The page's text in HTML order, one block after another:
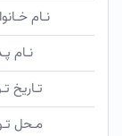
نـام
نـام
تـاریخ
مـحل